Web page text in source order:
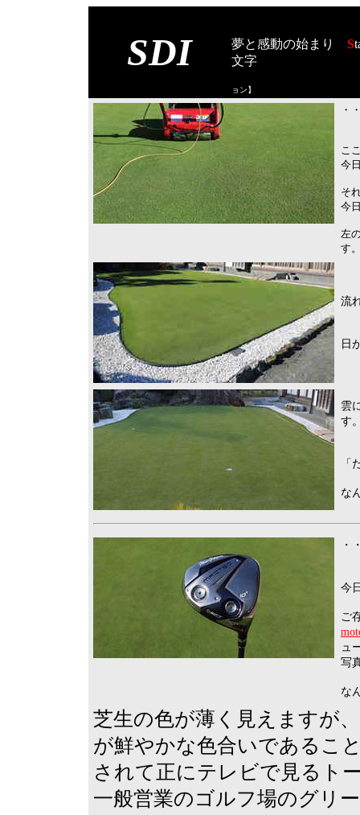
SDI 夢と感動の始まり S
文字
ョン】
・
こ
今
そ
今
左
す
流
日
雲
す
「
な
・
今
ご
ュ
写
な
芝生の色が薄く見えますが
が鮮やかな色合いであるこ
されて正にテレビで見るト
一般営業のゴルフ場のグリ